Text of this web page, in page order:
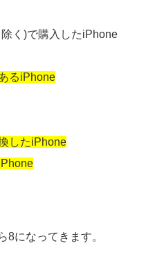
く)で購入したiPhone
るiPhone
したiPhone
8になってきます。